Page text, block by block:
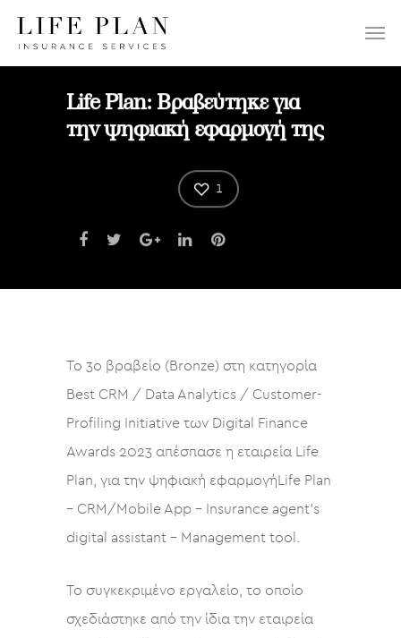
ΕΠΙΛΕΞΤΕ:
Life Plan: Βραβεύτηκε για
την ψηφιακή εφαρμογή της
1
Το 3ο βραβείο (Bronze) στη κατηγορία
Best CRM / Data Analytics / Customer-
Profiling Initiative των Digital Finance
Awards 2023 απέσπασε η εταιρεία Life
Plan, για την ψηφιακή εφαρμογήLife Plan
– CRM/Mobile App – Insurance agent’s
digital assistant – Management tool.
Το συγκεκριμένο εργαλείο, το οποίο
σχεδιάστηκε από την ίδια την εταιρεία